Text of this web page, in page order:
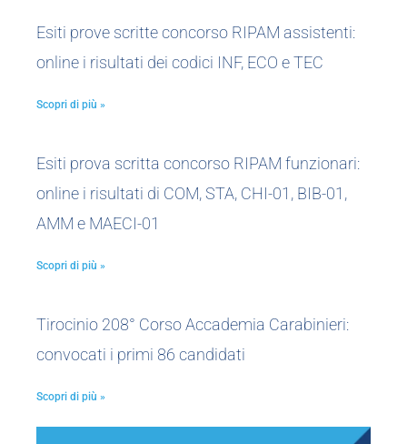
Esiti prove scritte concorso RIPAM assistenti:
online i risultati dei codici INF, ECO e TEC
Scopri di più »
Esiti prova scritta concorso RIPAM funzionari:
online i risultati di COM, STA, CHI-01, BIB-01,
AMM e MAECI-01
Scopri di più »
Tirocinio 208° Corso Accademia Carabinieri:
convocati i primi 86 candidati
Scopri di più »